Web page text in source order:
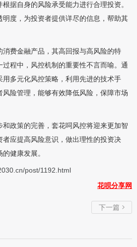
据自身的风险承受能力进行合理投资。
度，为投资者提供详尽的信息，帮助其
消费金融产品，其高回报与高风险的特
程中，风控机制的重要性不言而喻。通
多元化风控策略，利用先进的技术手
险管理，能够有效降低风险，保障市场
政策的完善，套花呞风控将迎来更加智
应提高风险意识，做出理性的投资决
健康发展。
post/1192.html
花呗分享网
下一篇 